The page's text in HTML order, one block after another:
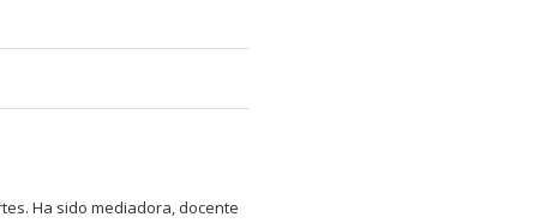
Ha sido mediadora, docente